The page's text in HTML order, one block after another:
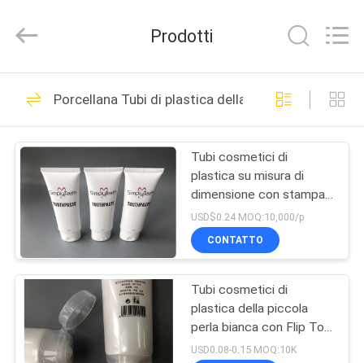
CASA
PRODOTTI
CIRCA
NOI
GIRO
DELLA
FABBRICA
Copyright
All
Reserved.
Metropolitana
cosmetica vuota
64
Tubi cosmetici di
plastica
62
Prodotti
Porcellana Tubi di plastica della lozione
Tubi cosmetici di
plastica su misura di
dimensione con stampa
offset di Flip Top Cap 3
USD$0.24 MOQ:10,000/p
CONTATTO
Tubi cosmetici di
plastica della piccola
perla bianca con Flip Top
Cap trasparente
USD0.08-0.15 MOQ:10K